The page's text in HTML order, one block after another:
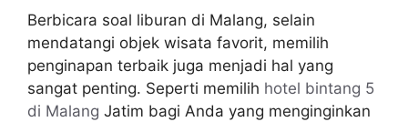
Berbicara soal liburan di Malang, selain
mendatangi objek wisata favorit, memilih
penginapan terbaik juga menjadi hal yang
sangat penting. Seperti memilih hotel bintang 5
di Malang Jatim bagi Anda yang menginginkan